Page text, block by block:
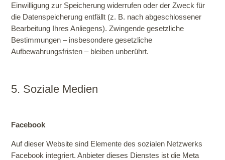
Einwilligung zur Speicherung widerrufen oder der Zweck für
die Datenspeicherung entfällt (z. B. nach abgeschlossener
Bearbeitung Ihres Anliegens). Zwingende gesetzliche
Bestimmungen – insbesondere gesetzliche
Aufbewahrungsfristen – bleiben unberührt.
5. Soziale Medien
Facebook
Auf dieser Website sind Elemente des sozialen Netzwerks
Facebook integriert. Anbieter dieses Dienstes ist die Meta